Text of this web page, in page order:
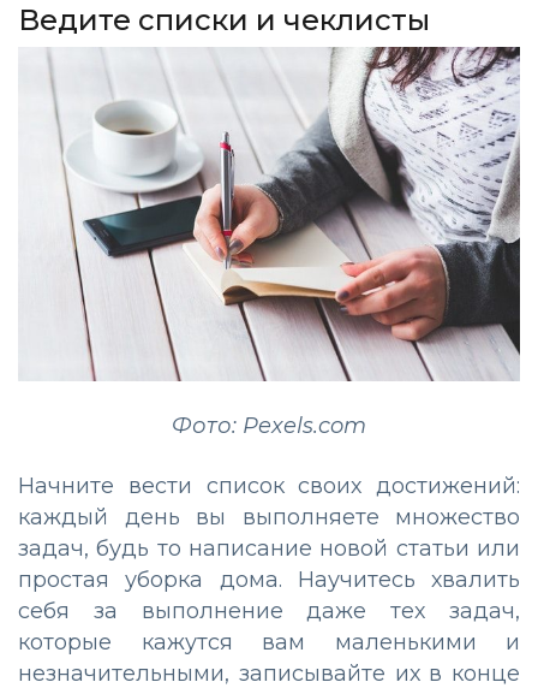
Ведите списки и чеклисты
Фото: Pexels.com
Начните вести список своих достижений:
каждый день вы выполняете множество
задач, будь то написание новой статьи или
простая уборка дома. Научитесь хвалить
себя за выполнение даже тех задач,
которые кажутся вам маленькими и
незначительными, записывайте их в конце